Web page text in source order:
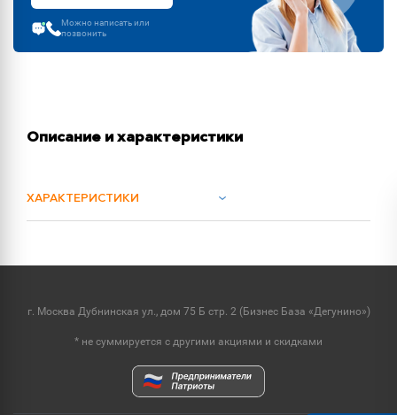
Можно написать или
позвонить
Описание и характеристики
ХАРАКТЕРИСТИКИ
г. Москва Дубнинская ул., дом 75 Б стр. 2 (Бизнес База «Дегунино»)
* не суммируется с другими акциями и скидками